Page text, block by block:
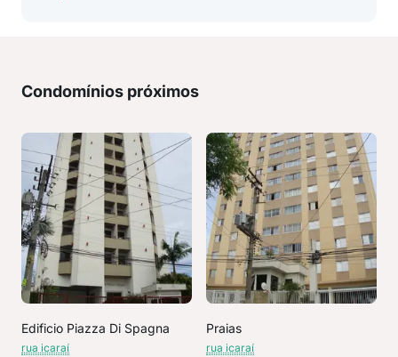
Condomínios próximos
Edificio Piazza Di Spagna
rua icaraí
Praias
rua icaraí